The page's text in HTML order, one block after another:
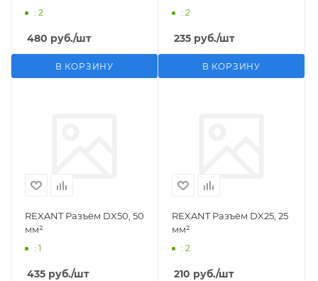
: 2
480 руб./шт
В КОРЗИНУ
: 2
235 руб./шт
В КОРЗИНУ
REXANT Разъём DX50, 50
мм²
: 1
435 руб./шт
REXANT Разъём DX25, 25
мм²
: 2
210 руб./шт